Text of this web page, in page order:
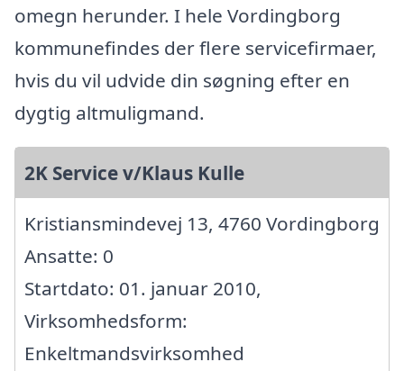
omegn herunder. I hele Vordingborg
kommunefindes der flere servicefirmaer,
hvis du vil udvide din søgning efter en
dygtig altmuligmand.
2K Service v/Klaus Kulle
Kristiansmindevej 13, 4760 Vordingborg
Ansatte: 0
Startdato: 01. januar 2010,
Virksomhedsform:
Enkeltmandsvirksomhed